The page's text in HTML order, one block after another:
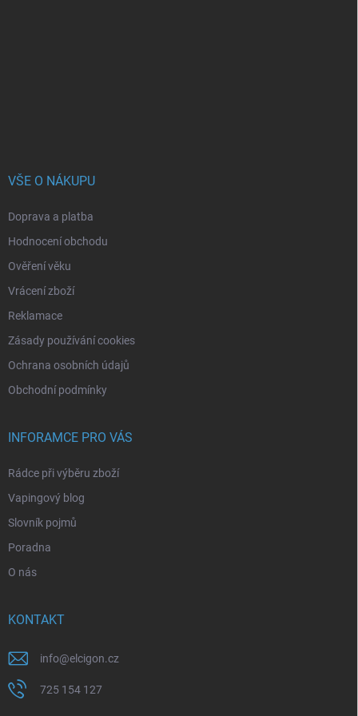
VŠE O NÁKUPU
Doprava a platba
Hodnocení obchodu
Ověření věku
Vrácení zboží
Reklamace
Zásady používání cookies
Ochrana osobních údajů
Obchodní podmínky
INFORAMCE PRO VÁS
Rádce při výběru zboží
Vapingový blog
Slovník pojmů
Poradna
O nás
KONTAKT
info@elcigon.cz
725 154 127